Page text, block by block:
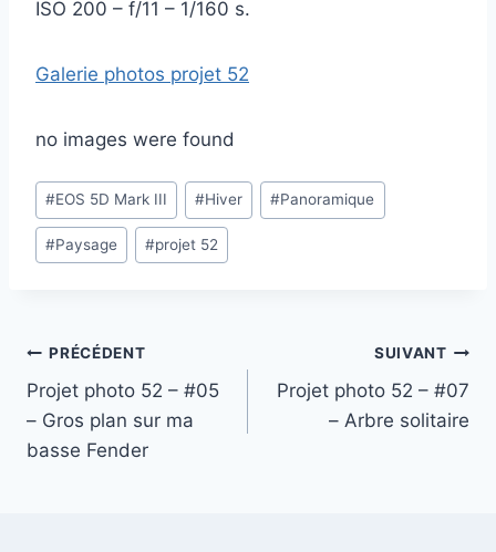
ISO 200 – f/11 – 1/160 s.
Galerie photos projet 52
no images were found
Étiquettes
de
la
#EOS 5D Mark III #Hiver #Panoramique
#Paysage #projet 52
Navigation
de
l’article
PRÉCÉDENT
Projet photo 52 – #05
– Gros plan sur ma
basse Fender
SUIVANT
Projet photo 52 – #07
– Arbre solitaire